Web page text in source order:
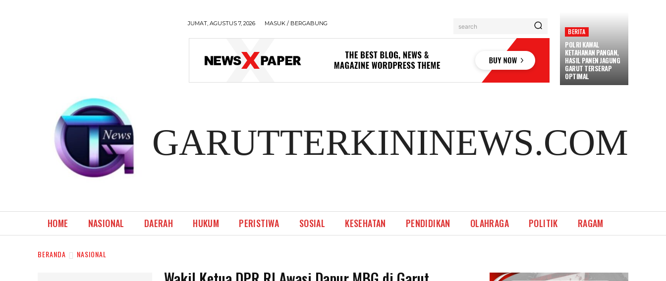
JUMAT, AGUSTUS 7, 2026 MASUK / BERGABUNG search
BERITA
POLRI KAWAL
KETAHANAN PANGAN,
HASIL PANEN JAGUNG
GARUT TERSERAP
OPTIMAL
GARUTTERKININEWS.COM
HOME NASIONAL DAERAH HUKUM PERISTIWA SOSIAL KESEHATAN PENDIDIKAN OLAHRAGA POLITIK RAGAM
BERANDA NASIONAL